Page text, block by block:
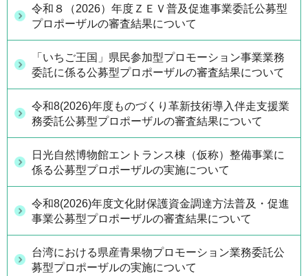
令和８（2026）年度ＺＥＶ普及促進事業委託公募型
プロポーザルの審査結果について
「いちご王国」県民参加型プロモーション事業業務
委託に係る公募型プロポーザルの審査結果について
令和8(2026)年度ものづくり革新技術導入伴走支援業
務委託公募型プロポーザルの審査結果について
日光自然博物館エントランス棟（仮称）整備事業に
係る公募型プロポーザルの実施について
令和8(2026)年度文化財保護資金調達方法普及・促進
事業公募型プロポーザルの審査結果について
台湾における県産青果物プロモーション業務委託公
募型プロポーザルの実施について